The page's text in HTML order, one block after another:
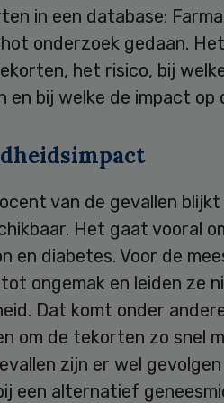
in een database:
onderzoek gedaan.
het risico, bij
en bij welke de impact op
van de gevallen
Het gaat vooral
en diabetes. Voor de
ongemak en leiden ze
Dat komt onder
om de tekorten zo snel
zijn er wel
een alternatief